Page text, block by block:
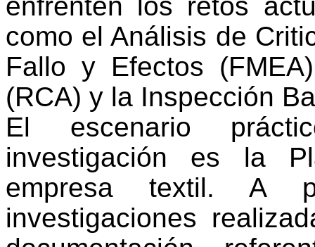
como el Análisis de
Fallo y Efectos
(RCA) y la Inspección
El escenario
investigación es la
empresa textil. A
investigaciones